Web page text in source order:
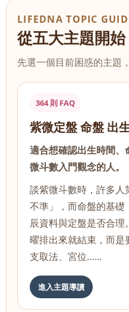
LIFEDNA TOPIC
從五大主題開始
先選一個目前困惑的主題
364 則 FAQ
紫微定盤 命盤 出
適合想確認出生時間
微斗數入門觀念的人。
談紫微斗數時，許多
不準」，而命盤的基礎
辰資料與定盤是否合理
曜排出來就結束，而
支取法、宮位……
進入主題導讀